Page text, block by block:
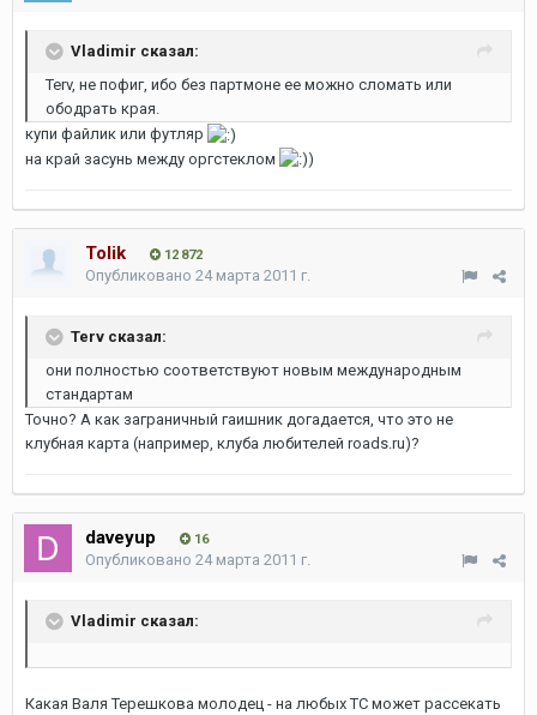
Vladimir сказал:
Terv, не пофиг, ибо без партмоне ее можно сломать или
ободрать края.
купи файлик или футляр
на край засунь между оргстеклом
)
Tolik 12 872
Опубликовано 24 марта 2011 г.
Terv сказал:
они полностью соответствуют новым международным
стандартам
Точно? А как заграничный гаишник догадается, что это не
клубная карта (например, клуба любителей roads.ru)?
daveyup 16
Опубликовано 24 марта 2011 г.
Vladimir сказал:
Какая Валя Терешкова молодец - на любых ТС может рассекать